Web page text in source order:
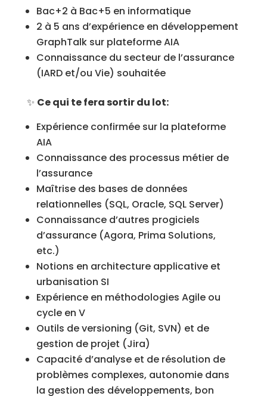
Bac+2 à Bac+5 en informatique
2 à 5 ans d’expérience en développement
GraphTalk sur plateforme AIA
Connaissance du secteur de l’assurance
(IARD et/ou Vie) souhaitée
✨ Ce qui te fera sortir du lot:
Expérience confirmée sur la plateforme
AIA
Connaissance des processus métier de
l’assurance
Maîtrise des bases de données
relationnelles (SQL, Oracle, SQL Server)
Connaissance d’autres progiciels
d’assurance (Agora, Prima Solutions,
etc.)
Notions en architecture applicative et
urbanisation SI
Expérience en méthodologies Agile ou
cycle en V
Outils de versioning (Git, SVN) et de
gestion de projet (Jira)
Capacité d’analyse et de résolution de
problèmes complexes, autonomie dans
la gestion des développements, bon